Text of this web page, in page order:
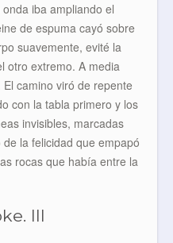
iba ampliando el
de espuma cayó sobre
suavemente, evité la
otro extremo. A media
camino viró de repente
con la tabla primero y los
invisibles, marcadas
la felicidad que empapó
rocas que había entre la
III